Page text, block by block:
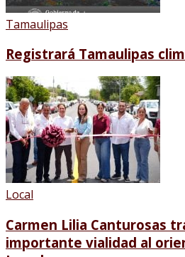
Tamaulipas
Registrará Tamaulipas
Local
Carmen Lilia Canturosas
importante vialidad al